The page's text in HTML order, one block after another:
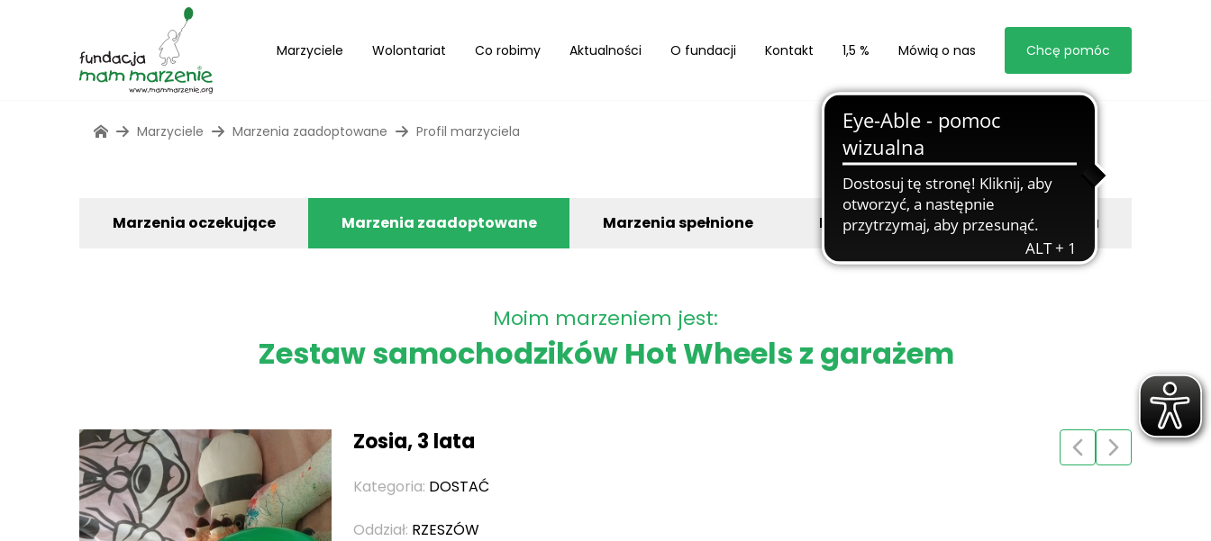
Marzyciele Wolontariat Co robimy Aktualności O fundacji Kontakt 1,5 % Mówią o nas Chcę pomóc
Marzyciele Marzenia zaadoptowane Profil marzyciela
Marzenia oczekujące Marzenia zaadoptowane Marzenia spełnione Byli z nami Zgłoś marzyciela
Moim marzeniem jest:
Zestaw samochodzików Hot Wheels z garażem
Zosia, 3 lata
Kategoria: DOSTAĆ
Oddział: RZESZÓW